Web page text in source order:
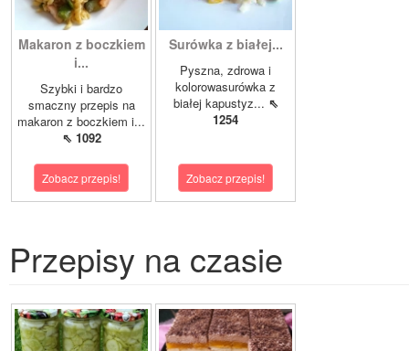
Makaron z boczkiem
i...
Szybki i bardzo
smaczny przepis na
makaron z boczkiem i...
⇖ 1092
Zobacz przepis!
Surówka z białej...
Pyszna, zdrowa i
kolorowasurówka z
białej kapustyz... ⇖
1254
Zobacz przepis!
Przepisy na czasie